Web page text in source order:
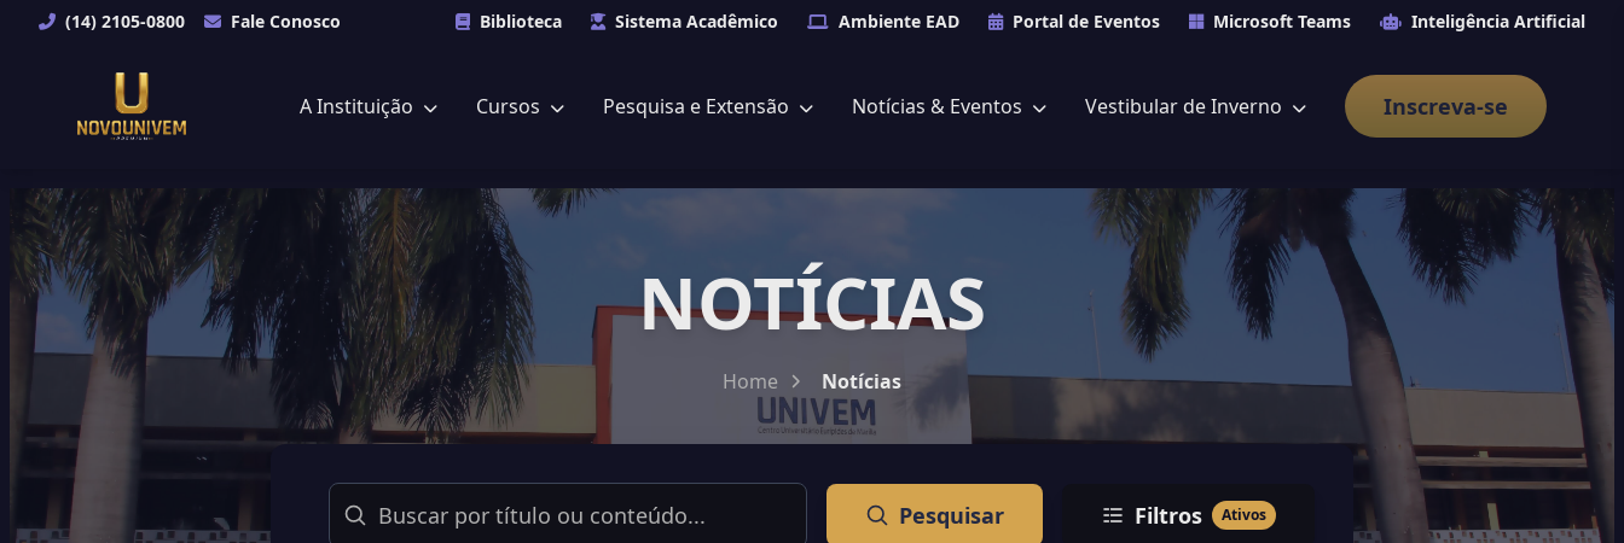
(14) 2105-0800 Fale Conosco Biblioteca Sistema Acadêmico Ambiente EAD Portal de Eventos Microsoft Teams Inteligência Artificial
A Instituição Cursos Pesquisa e Extensão Notícias & Eventos Vestibular de Inverno Inscreva-se
NOTÍCIAS
Home Notícias
Buscar Pesquisar Filtros Ativos